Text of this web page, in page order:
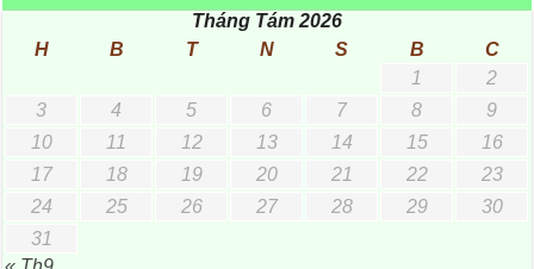
Tháng Tám 2026
H
B T N S B C
1
2
3
4 5 6 7 8
9
10
11 12 13 14 15
16
17
18 19 20 21 22
23
24
25 26 27 28 29
30
31